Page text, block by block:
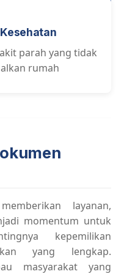
parah yang tidak
rumah
layanan,
momentum untuk
kepemilikan
yang lengkap.
masyarakat yang